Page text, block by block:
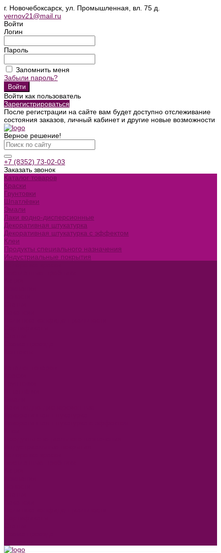
г. Новочебоксарск, ул. Промышленная, вл. 75 д.
vernov21@mail.ru
Войти
Логин
Пароль
Запомнить меня
Забыли пароль?
Войти как пользователь
Зарегистрироваться
После регистрации на сайте вам будет доступно отслеживание
состояния заказов, личный кабинет и другие новые возможности
Верное решение!
+7 (8352) 73-02-03
Заказать звонок
Каталог товаров
Краски
Грунтовки
Шпатлёвки
Эмали
Лаки водно-дисперсионные
Декоративная штукатурка
Декоративная штукатурка с эффектом
Клеи
Продукты специального назначения
Индустриальные покрытия